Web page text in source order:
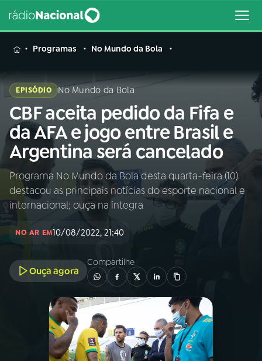
MENU
Buscar
na
Rádio
Nacional
Buscar
AO VIVO
INÍCIO
PROGRAMAS
Programas No Mundo da Bola
EPISÓDIO No Mundo da Bola
CBF aceita pedido da Fifa e
da AFA e jogo entre Brasil e
Argentina será cancelado
Programa No Mundo da Bola desta quarta-feira (10)
destacou as principais notícias do esporte nacional e
internacional; ouça na íntegra
NO AR EM10/08/2022, 21:40
Ouça agora
Compartilhe